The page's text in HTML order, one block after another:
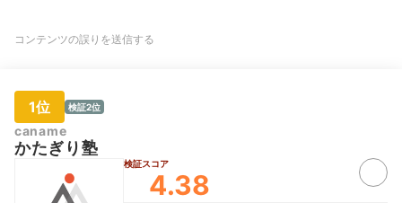
コンテンツの誤りを送信する
1位 検証2位
caname
かたぎり塾
検証スコア
4.38